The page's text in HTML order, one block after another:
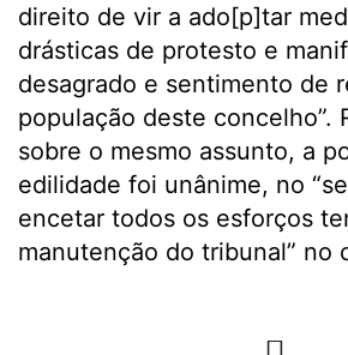
direito de vir a ado[p]tar
drásticas de protesto e
desagrado e sentimento de
população deste concelho”.
sobre o mesmo assunto, a
edilidade foi unânime, no
encetar todos os esforços
manutenção do tribunal” no